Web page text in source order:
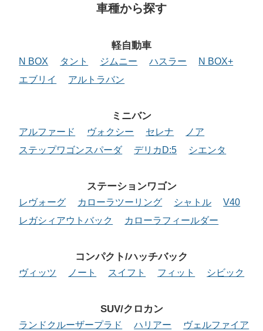
車種から探す
軽自動車
N BOX タント ジムニー ハスラー
N BOX+
エブリイ
アルトラバン
ミニバン
アルファード ヴォクシー セレナ
ノア
ステップワゴンスパーダ
デリカD:5 シエンタ
ステーションワゴン
レヴォーグ カローラツーリング シャトル
V40
レガシィアウトバック
カローラフィールダー
コンパクト/ハッチバック
ヴィッツ ノート スイフト フィット シビック
SUV/クロカン
ランドクルーザープラド ハリアー
ヴェルファイア